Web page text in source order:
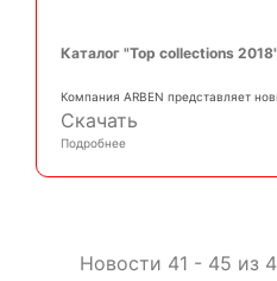
Каталог "Top collections 2018"
Компания ARBEN представляет
Скачать
Подробнее
Новости 41 - 45 из